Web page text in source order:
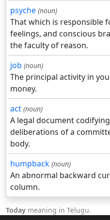
psyche (noun)
That which is responsible
feelings, and conscious
the faculty of reason.
job (noun)
The principal activity in
money.
act (noun)
A legal document
deliberations of a
body.
humpback (noun)
An abnormal backward
column.
Today meaning in Telugu.